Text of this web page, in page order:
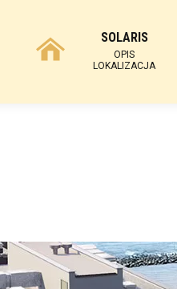
SOLARIS
OPIS
LOKALIZACJA